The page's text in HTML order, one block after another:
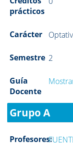
prácticos
Carácter
Semestre 2
Guía
Docente
Grupo A
Profesores: